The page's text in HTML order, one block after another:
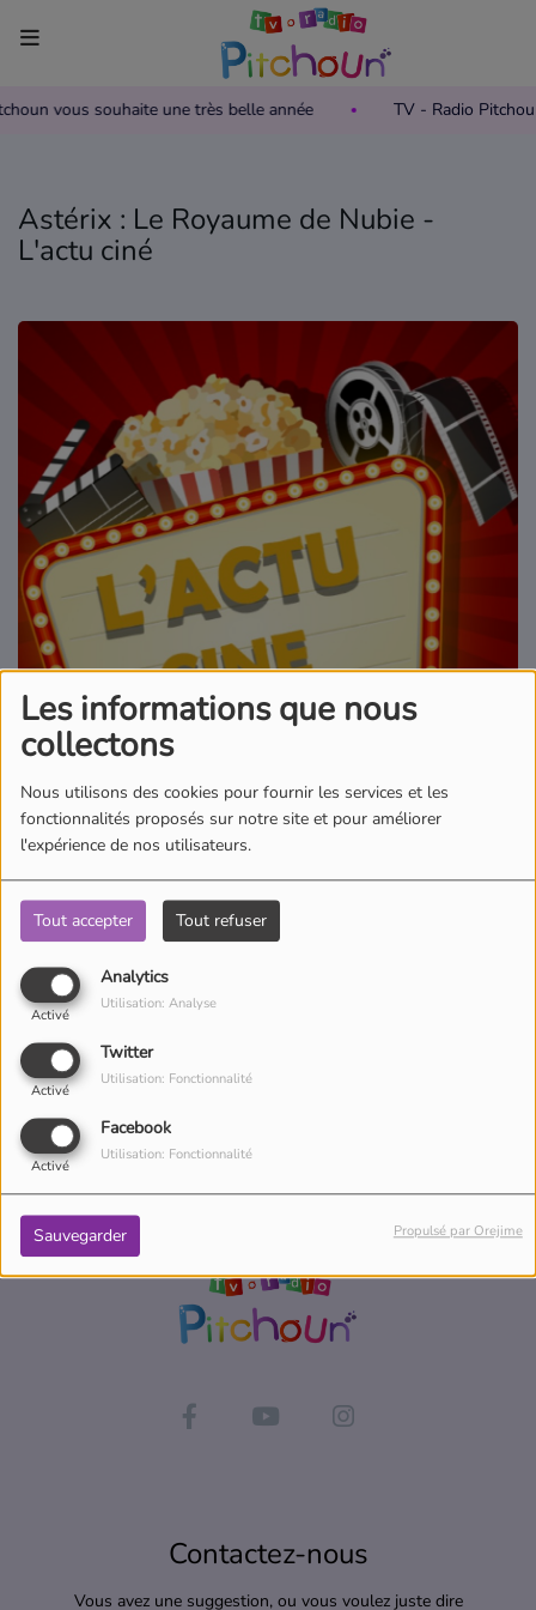
Les informations que nous
collectons
Nous utilisons des cookies pour fournir les services et les
fonctionnalités proposés sur notre site et pour améliorer
l'expérience de nos utilisateurs.
Tout accepter Tout refuser
Analytics
Activé
Utilisation: Analyse
Twitter
Activé
Utilisation: Fonctionnalité
Facebook
Activé
Utilisation: Fonctionnalité
Sauvegarder Propulsé par Orejime
vous souhaite une très belle année TV - Radio
Accueil
Grille des programmes TV
Radio
Grille des programmes Radio
Podcasts
Où écouter Radio Pitchoun ?
Pitchoun Rédac
Qui sommes-nous ?
Contact
Astérix : Le Royaume de Nubie -
L'actu ciné
Écouter le podcast
Vous ne savez jamais quel film regarder avec vos enfants ? Que ce
dernières sorties, dans l'actu ciné.
Contactez-nous
Vous avez une suggestion, ou vous voulez juste dire